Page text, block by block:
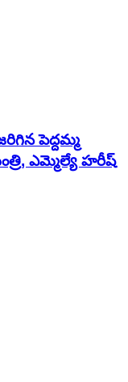
పెద్దమ్మ
ఎమ్మెల్యే హరీష్